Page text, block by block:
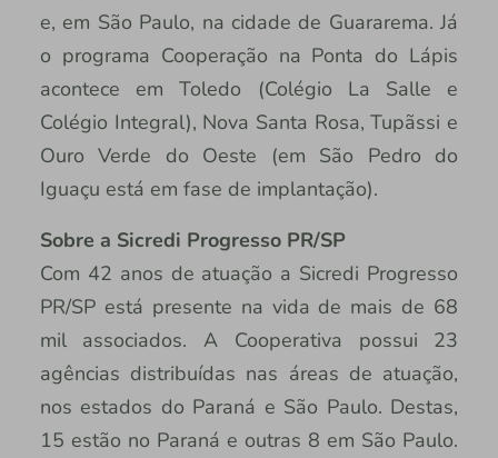
e, em São Paulo, na cidade de Guararema. Já
o programa Cooperação na Ponta do Lápis
acontece em Toledo (Colégio La Salle e
Colégio Integral), Nova Santa Rosa, Tupãssi e
Ouro Verde do Oeste (em São Pedro do
Iguaçu está em fase de implantação).
Sobre a Sicredi Progresso PR/SP
Com 42 anos de atuação a Sicredi Progresso
PR/SP está presente na vida de mais de 68
mil associados. A Cooperativa possui 23
agências distribuídas nas áreas de atuação,
nos estados do Paraná e São Paulo. Destas,
15 estão no Paraná e outras 8 em São Paulo.